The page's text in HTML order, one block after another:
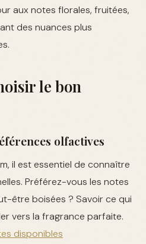
aux notes florales, fruitées,
des nuances plus
le bon
olfactives
il est essentiel de connaître
Préférez-vous les notes
être boisées ? Savoir ce qui
vers la fragrance parfaite.
disponibles